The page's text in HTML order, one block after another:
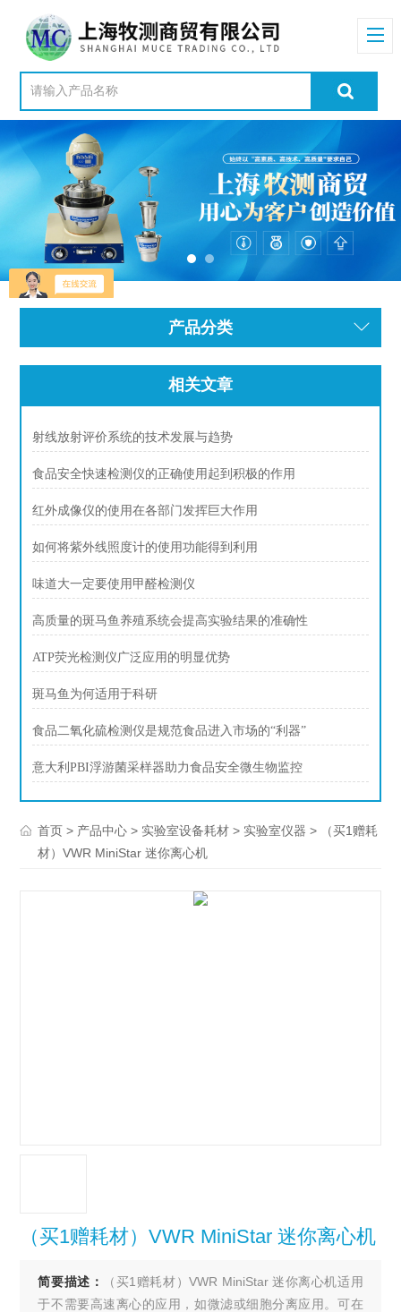
产品分类
相关文章
射线放射评价系统的技术发展与趋势
食品安全快速检测仪的正确使用起到积极的作用
红外成像仪的使用在各部门发挥巨大作用
如何将紫外线照度计的使用功能得到利用
味道大一定要使用甲醛检测仪
高质量的斑马鱼养殖系统会提高实验结果的准确性
ATP荧光检测仪广泛应用的明显优势
斑马鱼为何适用于科研
食品二氧化硫检测仪是规范食品进入市场的“利器”
意大利PBI浮游菌采样器助力食品安全微生物监控
首页 > 产品中心 > 实验室设备耗材 > 实验室仪器 > （买1赠耗
材）VWR MiniStar 迷你离心机
（买1赠耗材）VWR MiniStar 迷你离心机
简要描述：
（买1赠耗材）VWR MiniStar 迷你离心机适用
于不需要高速离心的应用，如微滤或细胞分离应用。可在